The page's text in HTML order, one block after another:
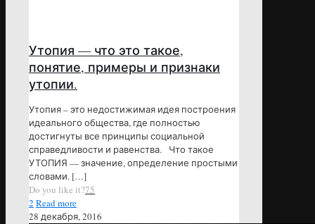
Утопия — что это такое,
понятие, примеры и признаки
утопии.
Утопия – это недостижимая идея построения
идеального общества, где полностью
достигнуты все принципы социальной
справедливости и равенства. Что такое
УТОПИЯ — значение, определение простыми
словами. […]
Do you like it?75
2 Read more
28 декабря, 2016